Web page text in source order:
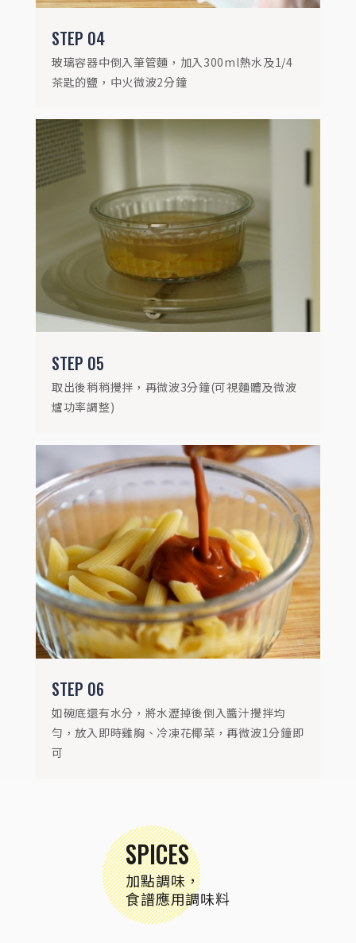
STEP 04
玻璃容器中倒入筆管麵，加入300ml熱水及1/4
茶匙的鹽，中火微波2分鐘
STEP 05
取出後稍稍攪拌，再微波3分鐘(可視麵體及微波
爐功率調整)
STEP 06
如碗底還有水分，將水瀝掉後倒入醬汁攪拌均
勻，放入即時雞胸、冷凍花椰菜，再微波1分鐘即
可
SPICES
加點調味，
食譜應用調味料
STEP06
如碗底還有水分，將水瀝掉後倒入醬汁攪拌
均勻，放入即時雞胸、冷凍花椰菜，再微波
1分鐘即可